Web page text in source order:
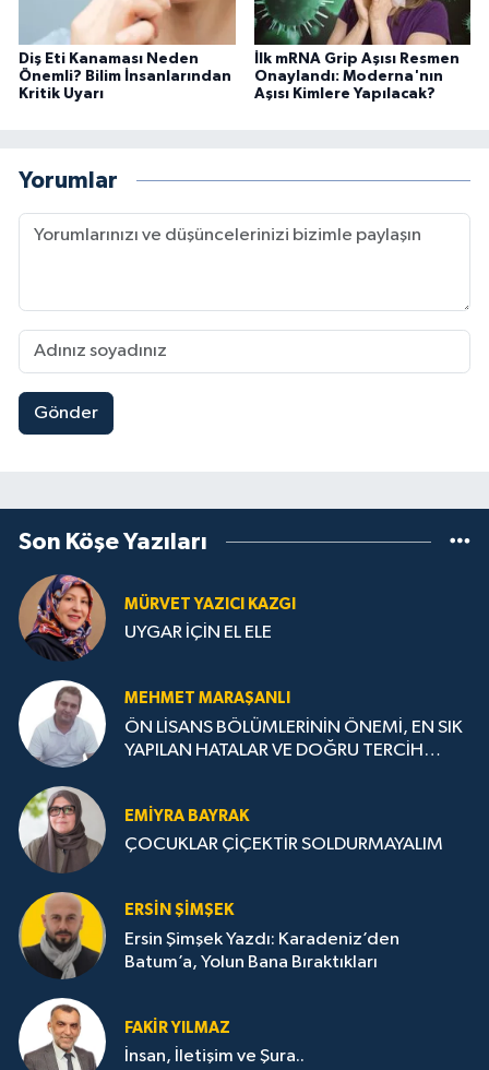
Diş Eti Kanaması Neden
Önemli? Bilim İnsanlarından
Kritik Uyarı
İlk mRNA Grip Aşısı Resmen
Onaylandı: Moderna'nın
Aşısı Kimlere Yapılacak?
Yorumlar
Gönder
Son Köşe Yazıları
MÜRVET YAZICI KAZGI
UYGAR İÇİN EL ELE
MEHMET MARAŞANLI
ÖN LİSANS BÖLÜMLERİNİN ÖNEMİ, EN SIK
YAPILAN HATALAR VE DOĞRU TERCİH
EMIYRA BAYRAK
ÇOCUKLAR ÇİÇEKTİR SOLDURMAYALIM
ERSIN ŞIMŞEK
Ersin Şimşek Yazdı: Karadeniz’den
Batum’a, Yolun Bana Bıraktıkları
FAKIR YILMAZ
İnsan, İletişim ve Şura..